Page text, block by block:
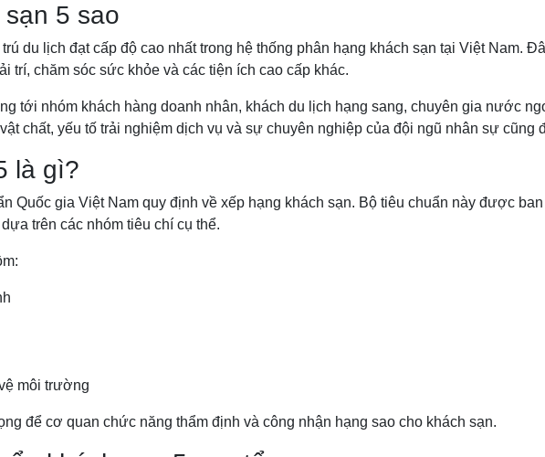
5 sao
du lịch đạt cấp độ cao nhất trong hệ thống phân hạng khách sạn tại Việt Nam.
trí, chăm sóc sức khỏe và các tiện ích cao cấp khác.
tới nhóm khách hàng doanh nhân, khách du lịch hạng sang, chuyên gia nước
chất, yếu tố trải nghiệm dịch vụ và sự chuyên nghiệp của đội ngũ nhân sự cũng
là gì?
Quốc gia Việt Nam quy định về xếp hạng khách sạn. Bộ tiêu chuẩn này được
trên các nhóm tiêu chí cụ thể.
môi trường
để cơ quan chức năng thẩm định và công nhận hạng sao cho khách sạn.